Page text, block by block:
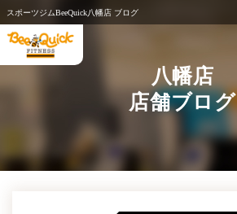
スポーツジムBeeQuick八幡店 ブログ
八幡店
店舗ブログ